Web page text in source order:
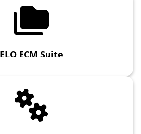
ELO ECM Suite